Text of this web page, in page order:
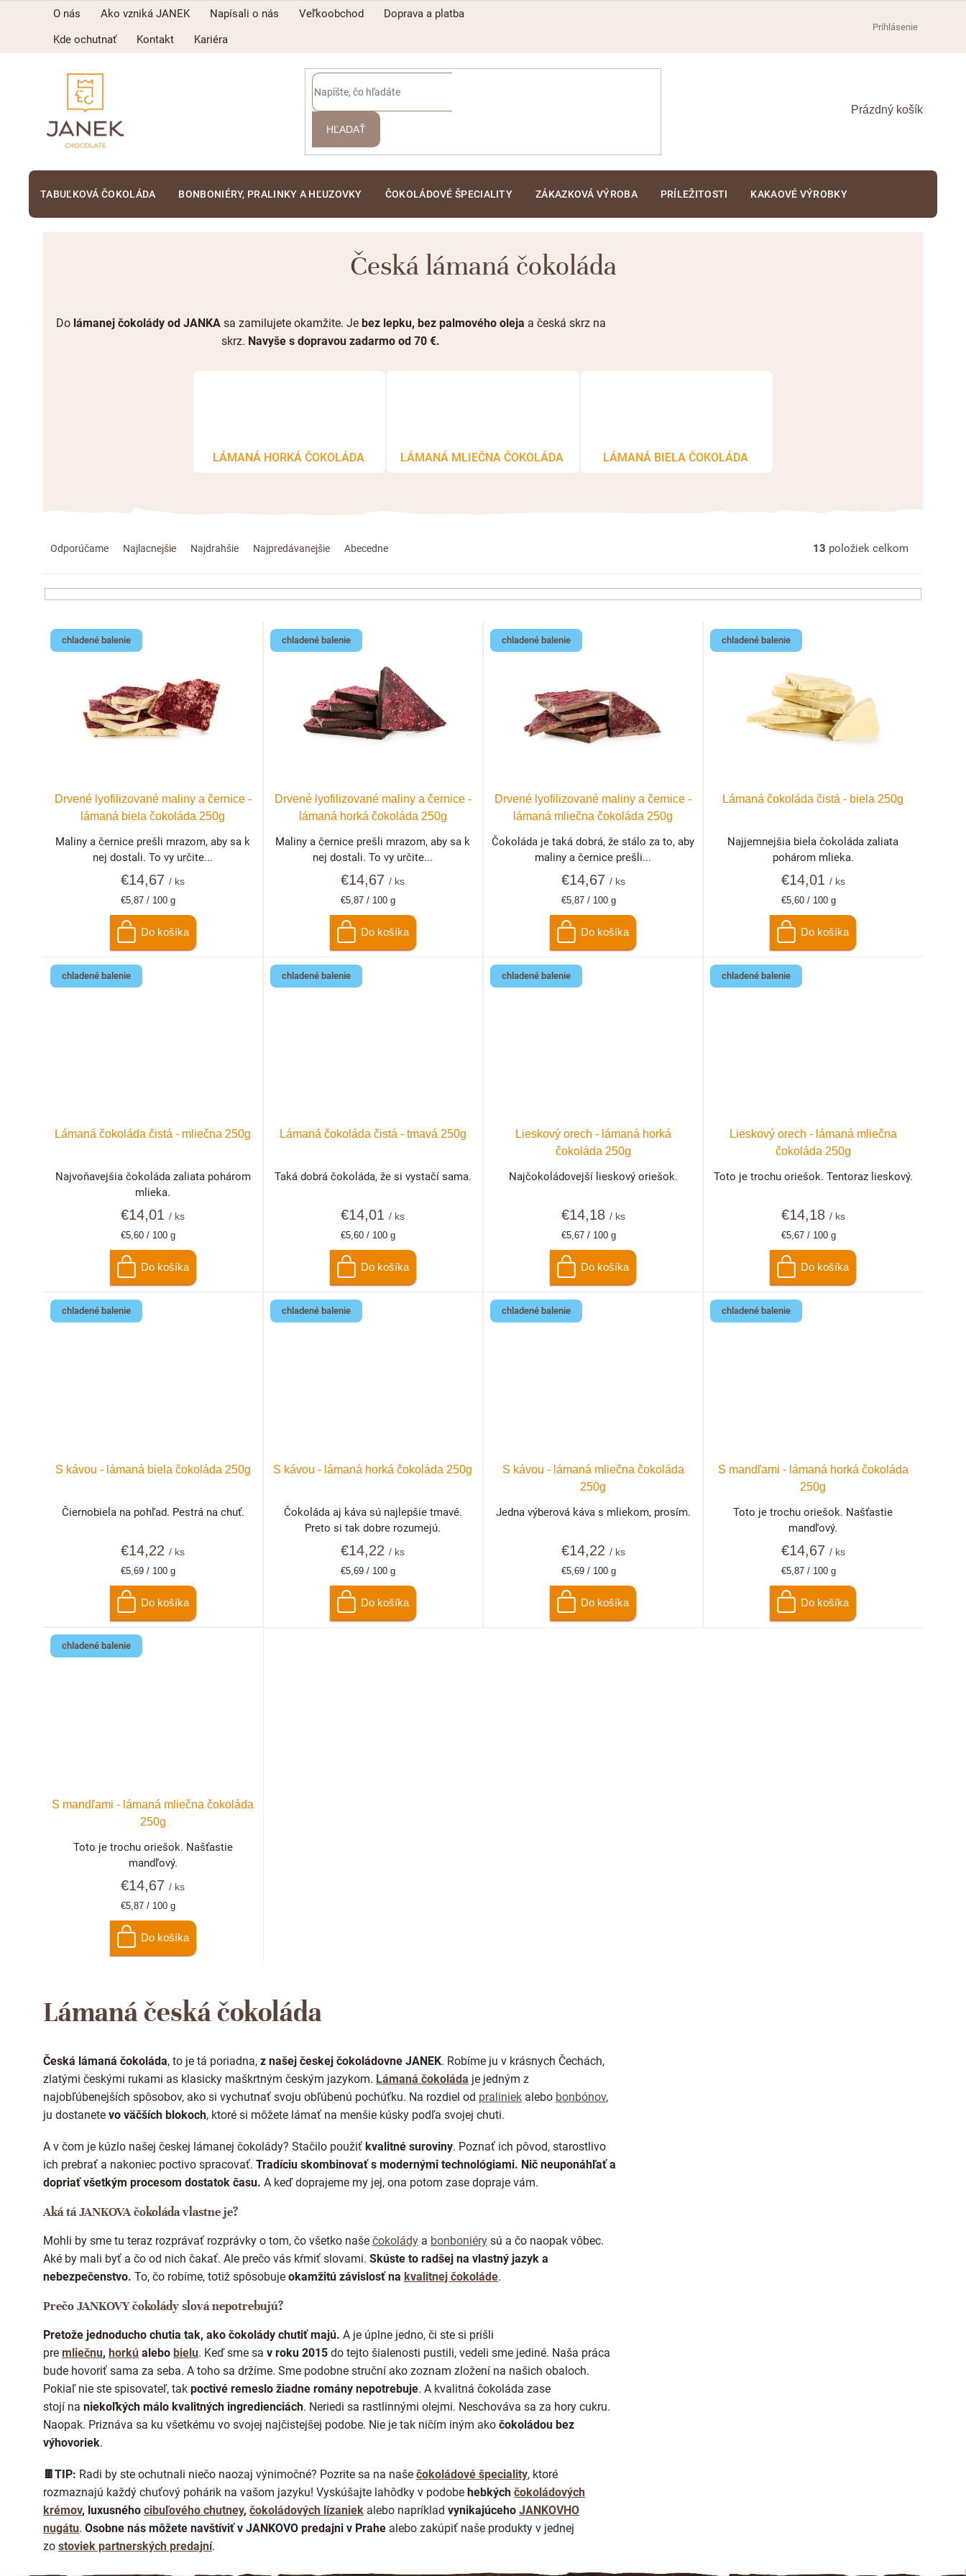
O nás Ako vzniká JANEK Napísali o nás Veľkoobchod
Doprava a platba
Kde ochutnať
Kontakt Kariéra
Prihlásenie
HĽADAŤ
NÁKUPNÝ
TABUĽKOVÁ ČOKOLÁDA BONBONIÉRY, PRALINKY A HĽUZOVKY ČOKOLÁDOVÉ ŠPECIALITY ZÁKAZKOVÁ VÝROBA PRÍLEŽITOSTI KAKAOVÉ VÝROBKY
Česká lámaná čokoláda
Do lámanej čokolády od JANKAsa zamilujete okamžite. Je bez lepku, bez palmového oleja a česká skrz na
skrz. Navyše s dopravou zadarmo od 70 €.
LÁMANÁ HORKÁ ČOKOLÁDA LÁMANÁ MLIEČNA ČOKOLÁDA LÁMANÁ BIELA ČOKOLÁDA
R
a
d
e
d
o
Odporúčame Najlacnejšie Najdrahšie Najpredávanejšie Abecedne 13 položiek celkom
V
p
t
chladené balenie
Drvené lyofilizované maliny a černice -
lámaná biela čokoláda 250g
€14,67/ ks
Jednotková
€5,87 / 100 g
Do košíka
Maliny a černice prešli mrazom, aby sa k
nej dostali. To vy určite...
chladené balenie
Drvené lyofilizované maliny a černice -
lámaná horká čokoláda 250g
€14,67/ ks
Jednotková
€5,87 / 100 g
Do košíka
Maliny a černice prešli mrazom, aby sa k
nej dostali. To vy určite...
chladené balenie
Drvené lyofilizované maliny a černice -
lámaná mliečna čokoláda 250g
€14,67 / ks
Jednotková
€5,87 / 100 g
Do košíka
Čokoláda je taká dobrá, že stálo za to, aby
maliny a černice prešli...
chladené balenie
Lámaná čokoláda čistá - biela 250g
€14,01 / ks
Jednotková
€5,60 / 100 g
Do košíka
Najjemnejšia biela čokoláda zaliata
pohárom mlieka.
chladené balenie
Lámaná čokoláda čistá - mliečna 250g
€14,01/ ks
Jednotková
€5,60 / 100 g
Do košíka
Najvoňavejšia čokoláda zaliata pohárom
mlieka.
chladené balenie
Lámaná čokoláda čistá - tmavá 250g
€14,01/ ks
Jednotková
€5,60 / 100 g
Do košíka
Taká dobrá čokoláda, že si vystačí sama.
chladené balenie
Lieskový orech - lámaná horká
čokoláda 250g
€14,18 / ks
Jednotková
€5,67 / 100 g
Do košíka
Najčokoládovejší lieskový oriešok.
chladené balenie
Lieskový orech - lámaná mliečna
čokoláda 250g
€14,18 / ks
Jednotková
€5,67 / 100 g
Do košíka
Toto je trochu oriešok. Tentoraz lieskový.
chladené balenie
S kávou - lámaná biela čokoláda 250g
€14,22/ ks
Jednotková
€5,69 / 100 g
Do košíka
Čiernobiela na pohľad. Pestrá na chuť.
chladené balenie
S kávou - lámaná horká čokoláda 250g
€14,22/ ks
Jednotková
€5,69 / 100 g
Do košíka
Čokoláda aj káva sú najlepšie tmavé.
Preto si tak dobre rozumejú.
chladené balenie
S kávou - lámaná mliečna čokoláda
250g
€14,22 / ks
Jednotková
€5,69 / 100 g
Do košíka
Jedna výberová káva s mliekom, prosím.
chladené balenie
S mandľami - lámaná horká čokoláda
250g
€14,67 / ks
Jednotková
€5,87 / 100 g
Do košíka
Toto je trochu oriešok. Našťastie
mandľový.
chladené balenie
S mandľami - lámaná mliečna čokoláda
250g
€14,67/ ks
Jednotková
€5,87 / 100 g
Do košíka
Toto je trochu oriešok. Našťastie
mandľový.
c
i
e
p
r
k
y
v
ý
u
Lámaná česká čokoláda
Česká lámaná čokoláda, to je tá poriadna, z našej českej čokoládovne JANEK. Robíme ju v krásnych Čechách,
zlatými českými rukami as klasicky maškrtným českým jazykom. Lámaná čokoláda je jedným z
najobľúbenejších spôsobov, ako si vychutnať svoju obľúbenú pochúťku. Na rozdiel od praliniek alebo bonbónov,
ju dostanete vo väčších blokoch, ktoré si môžete lámať na menšie kúsky podľa svojej chuti.
A v čom je kúzlo našej českej lámanej čokolády? Stačilo použiť kvalitné suroviny. Poznať ich pôvod, starostlivo
ich prebrať a nakoniec poctivo spracovať. Tradíciu skombinovať s modernými technológiami. Nič neuponáhľať a
dopriať všetkým procesom dostatok času. A keď doprajeme my jej, ona potom zase dopraje vám.
Aká tá JANKOVA čokoláda vlastne je?
Mohli by sme tu teraz rozprávať rozprávky o tom, čo všetko naše čokolády a bonboniéry sú a čo naopak vôbec.
Aké by mali byť a čo od nich čakať. Ale prečo vás kŕmiť slovami. Skúste to radšej na vlastný jazyk a
nebezpečenstvo. To, čo robíme, totiž spôsobuje okamžitú závislosť na kvalitnej čokoláde.
Prečo JANKOVY čokolády slová nepotrebujú?
Pretože jednoducho chutia tak, ako čokolády chutiť majú. A je úplne jedno, či ste si prišli
pre mliečnu, horkú alebo bielu. Keď sme sa v roku 2015 do tejto šialenosti pustili, vedeli sme jediné. Naša práca
bude hovoriť sama za seba. A toho sa držíme. Sme podobne struční ako zoznam zložení na našich obaloch.
Pokiaľ nie ste spisovateľ, tak poctivé remeslo žiadne romány nepotrebuje. A kvalitná čokoláda zase
stojí na niekoľkých málo kvalitných ingredienciách. Neriedi sa rastlinnými olejmi. Neschováva sa za hory cukru.
Naopak. Priznáva sa ku všetkému vo svojej najčistejšej podobe. Nie je tak ničím iným ako čokoládou bez
výhovoriek.
🍫TIP: Radi by ste ochutnali niečo naozaj výnimočné? Pozrite sa na naše čokoládové špeciality, ktoré
rozmaznajú každý chuťový pohárik na vašom jazyku! Vyskúšajte lahôdky v podobe hebkých čokoládových
krémov, luxusného cibuľového chutney, čokoládových lízaniek alebo napríklad vynikajúceho JANKOVHO
nugátu. Osobne nás môžete navštíviť v JANKOVO predajni v Prahe alebo zakúpiť naše produkty v jednej
zo stoviek partnerských predajní.